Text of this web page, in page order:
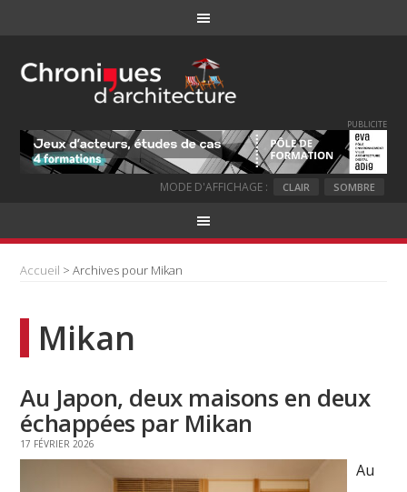
PUBLICITE
MODE D'AFFICHAGE : CLAIR SOMBRE
Accueil > Archives pour Mikan
Mikan
Au Japon, deux maisons en deux
échappées par Mikan
17 FÉVRIER 2026
Au